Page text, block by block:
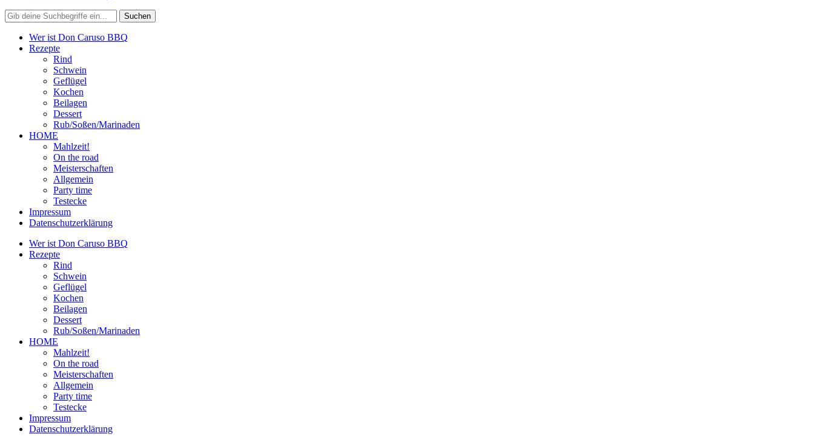
Wer ist Don Caruso BBQ
Rezepte
Rind
Schwein
Geflügel
Kochen
Beilagen
Dessert
Rub/Soßen/Marinaden
HOME
Mahlzeit!
On the road
Meisterschaften
Allgemein
Party time
Testecke
Impressum
Datenschutzerklärung
Wer ist Don Caruso BBQ
Rezepte
Rind
Schwein
Geflügel
Kochen
Beilagen
Dessert
Rub/Soßen/Marinaden
HOME
Mahlzeit!
On the road
Meisterschaften
Allgemein
Party time
Testecke
Impressum
Datenschutzerklärung